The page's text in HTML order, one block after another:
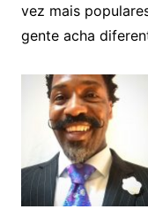
vez mais
gente acha